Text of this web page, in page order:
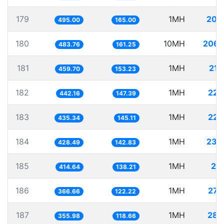
179 495.00 165.00 1MH
180 483.76 161.25 10MH
181 459.70 153.23 1MH
182 442.16 147.39 1MH
183 435.34 145.11 1MH
184 428.49 142.83 1MH
185 414.64 138.21 1MH
186 366.66 122.22 1MH
187 355.98 118.66 1MH